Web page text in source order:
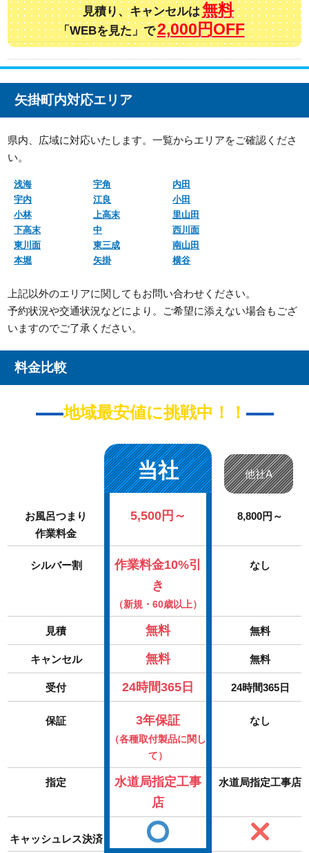
見積り、キャンセルは 無料
「WEBを見た」で2,000円OFF
矢掛町内対応エリア
県内、広域に対応いたします。一覧からエリアをご確認くださ
い。
浅海 宇角
内田
宇内
江良
小田
小林
上高末
里山田
下高末
中
西川面
東川面
東三成
南山田
本堀
矢掛 横谷
上記以外のエリアに関してもお問い合わせください。
予約状況や交通状況などにより。ご希望に添えない場合もござ
いますのでご了承ください。
料金比較
地域最安値に挑戦中！！
当社 他社A
お風呂つまり
作業料金
5,500円～ 8,800円～
シルバー割
作業料金10%引
き
（新規・60歳以上）
なし
見積 無料 無料
キャンセル 無料 無料
受付 24時間365日 24時間365日
保証 3年保証
（各種取付製品に関し
て）
なし
指定
水道局指定工事
店
水道局指定工事店
キャッシュレス決済